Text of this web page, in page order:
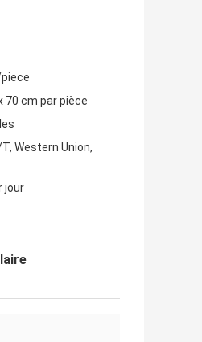
70 cm par pièce
Western Union,
jour